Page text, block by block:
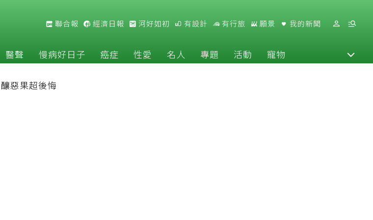
聯合報 經濟日報 河好如初 有設計 有行旅 願景 我的新聞
醫聲 慢病好日子 癌症 性愛 名人 專題 活動 寵物
惡果超後悔